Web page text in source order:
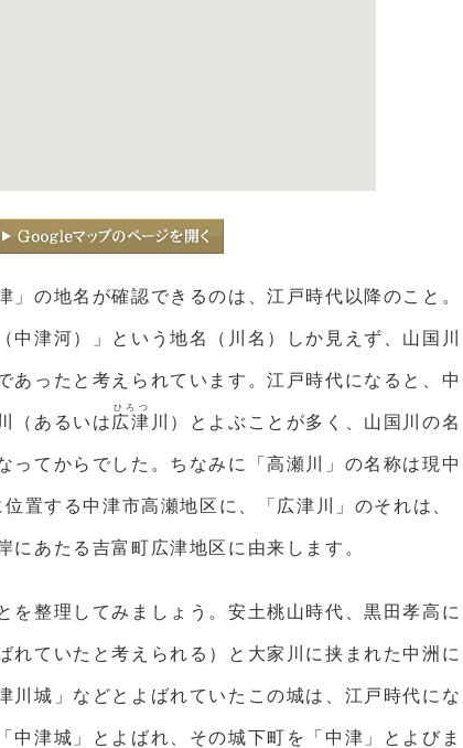
」の地名が確認できるのは、江戸時代以降のこと。
中津河）」という地名（川名）しか見えず、山国川
あったと考えられています。江戸時代になると、中
川（あるいは 広津
ひろつ
川）とよぶことが多く、山国川の名
ってからでした。ちなみに「高瀬川」の名称は現中
置する中津市高瀬地区に、「広津川」のそれは、
にあたる吉富町広津地区に由来します。
を整理してみましょう。安土桃山時代、黒田孝高に
れていたと考えられる）と大家川に挟まれた中洲に
川城」などとよばれていたこの城は、江戸時代にな
中津城」とよばれ、その城下町を「中津」とよびま